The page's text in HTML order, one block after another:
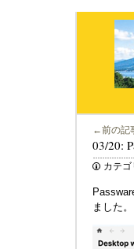
←前の記
03/20:
カテゴ
ました